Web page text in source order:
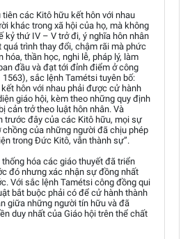
các Kitô hữu kết hôn với nhau
khác trong xã hội của họ, mà không
kỷ thứ IV – V trở đi, ý nghĩa hôn nhân
quá trình thay đổi, chậm rãi mà phức
hóa, thần học, nghi lễ, pháp lý, làm
đầu và đạt tới đỉnh điểm ở công
sắc lệnh Tamétsi tuyên bố:
hôn với nhau phải được cử hành
giáo hội, kèm theo những quy định
cản trở theo luật hôn nhân. Và
trước đây của các Kitô hữu, mọi sự
của những người đã chịu phép
trong Đức Kitô, vẫn thành sự”.
hóa các giáo thuyết đã triển
đó nhưng xác nhận sự đồng nhất
Với sắc lệnh Tamétsi công đồng qui
bắt buộc phải có để cử hành thành
giữa những người tín hữu và đã
duy nhất của Giáo hội trên thể chất